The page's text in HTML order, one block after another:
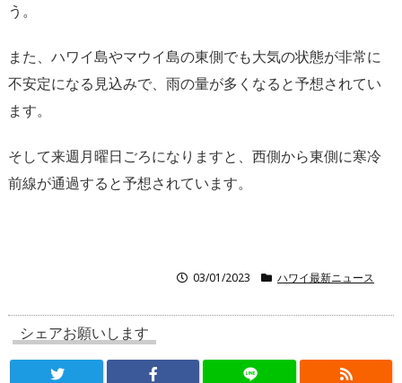
う。
また、ハワイ島やマウイ島の東側でも大気の状態が非常に
不安定になる見込みで、雨の量が多くなると予想されてい
ます。
そして来週月曜日ごろになりますと、西側から東側に寒冷
前線が通過すると予想されています。
03/01/2023 ハワイ最新ニュース
シェアお願いします